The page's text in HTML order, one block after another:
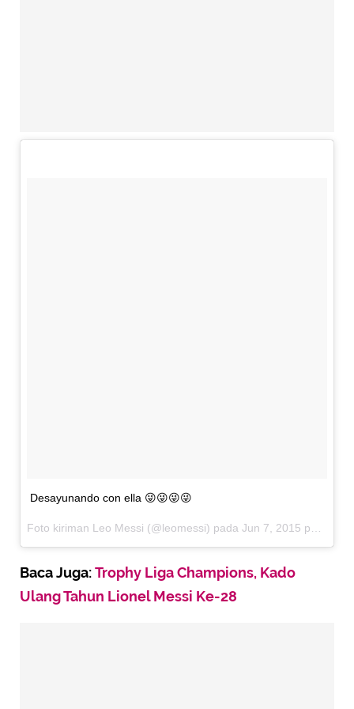
Desayunando con ella 😜😜😜😜
Foto kiriman Leo Messi (@leomessi) pada Jun 7, 2015 pada 3:00 PDT
Baca Juga:Trophy Liga Champions, Kado
Ulang Tahun Lionel Messi Ke-28